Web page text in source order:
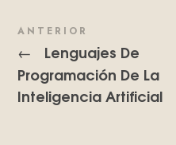
ANTERIOR
←
Lenguajes De
Programación De La
Inteligencia Artificial